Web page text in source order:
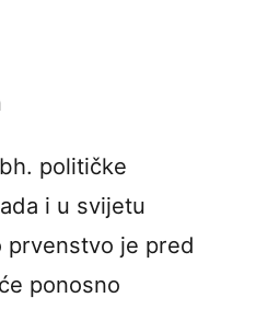
političke
i u svijetu
prvenstvo je pred
ponosno